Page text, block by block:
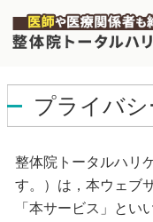
プライバ
整体院トータルハリ
す。）は，本ウェブ
「本サービス」とい